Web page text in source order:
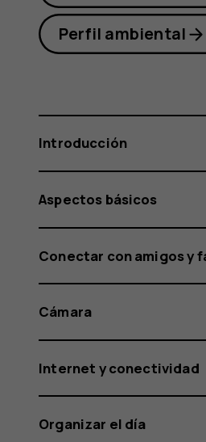
Perfil ambiental
Introducción
Aspectos básicos
Conectar con amigos y
Cámara
Internet y conectividad
Organizar el día